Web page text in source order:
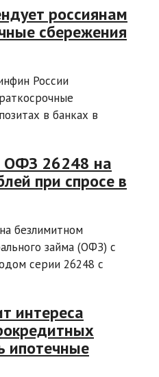
россиянам
сбережения
России
в банках в
ОФЗ 26248 на
при спросе в
безлимитном
займа (ОФЗ) с
серии 26248 с
интереса
ипотечные